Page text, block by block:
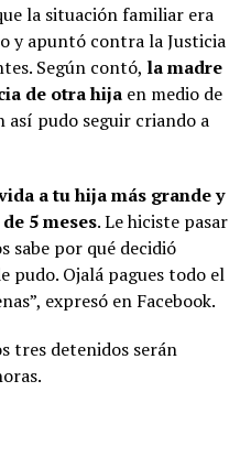
la situación familiar era
y apuntó contra la Justicia
Según contó, la madre
de otra hija en medio de
así pudo seguir criando a
a tu hija más grande y
5 meses. Le hiciste pasar
sabe por qué decidió
pudo. Ojalá pagues todo el
expresó en Facebook.
tres detenidos serán